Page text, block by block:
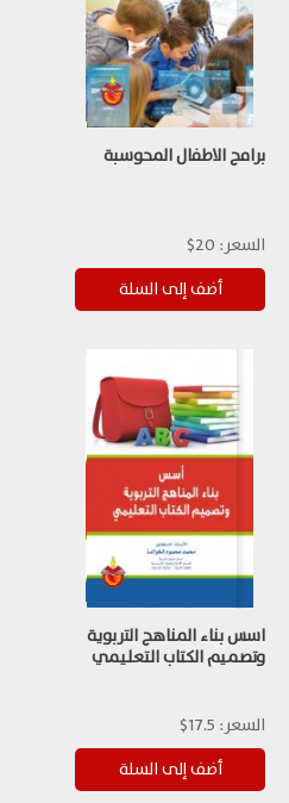
برامج الاطفال المحوسبة
السعر: 20$
اسس بناء المناهج التربوية
وتصميم الكتاب التعليمي
السعر: 17.5$